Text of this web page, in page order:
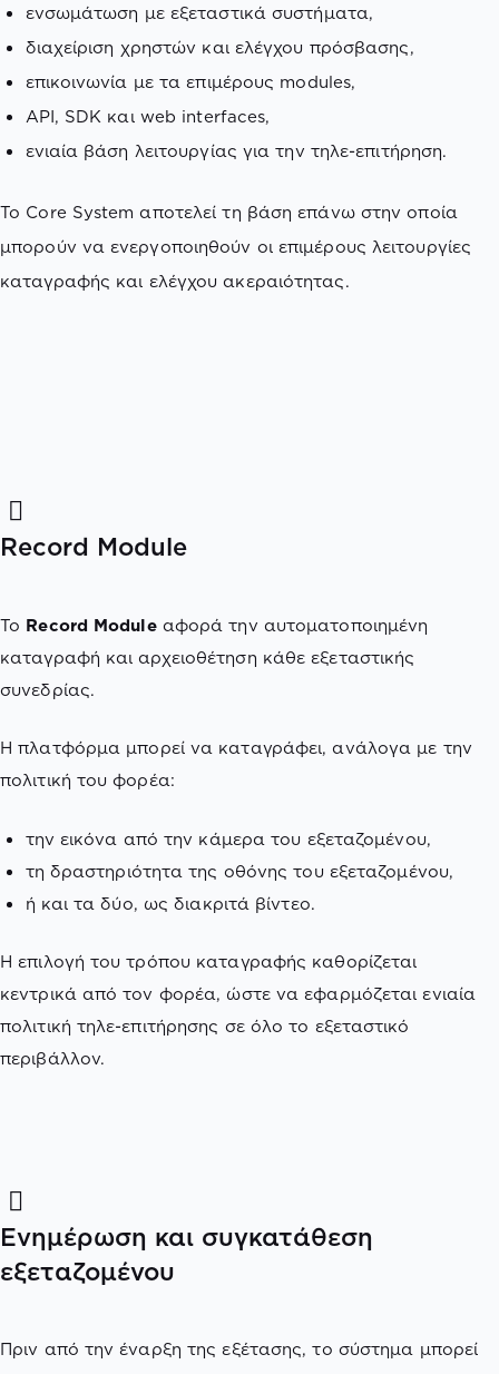
ενσωμάτωση με εξεταστικά συστήματα,
διαχείριση χρηστών και ελέγχου πρόσβασης,
επικοινωνία με τα επιμέρους modules,
API, SDK και web interfaces,
ενιαία βάση λειτουργίας για την τηλε-επιτήρηση.
Το Core System αποτελεί τη βάση επάνω στην οποία
μπορούν να ενεργοποιηθούν οι επιμέρους λειτουργίες
καταγραφής και ελέγχου ακεραιότητας.
Record Module
Το Record Moduleαφορά την αυτοματοποιημένη
καταγραφή και αρχειοθέτηση κάθε εξεταστικής
συνεδρίας.
Η πλατφόρμα μπορεί να καταγράφει, ανάλογα με την
πολιτική του φορέα:
την εικόνα από την κάμερα του εξεταζομένου,
τη δραστηριότητα της οθόνης του εξεταζομένου,
ή και τα δύο, ως διακριτά βίντεο.
Η επιλογή του τρόπου καταγραφής καθορίζεται
κεντρικά από τον φορέα, ώστε να εφαρμόζεται ενιαία
πολιτική τηλε-επιτήρησης σε όλο το εξεταστικό
περιβάλλον.
Ενημέρωση και συγκατάθεση
εξεταζομένου
Πριν από την έναρξη της εξέτασης, το σύστημα μπορεί